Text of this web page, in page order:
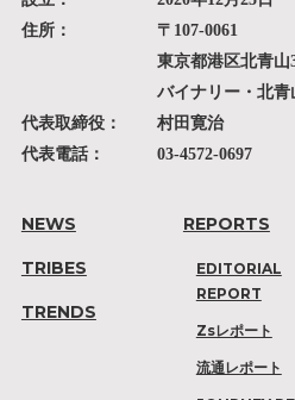
住所：
〒107-0061
東京都港区北青山
バイナリー・北青
代表取締役：
村田寛治
代表電話：
03-4572-0697
NEWS
TRIBES
TRENDS
REPORTS
EDITORIAL
REPORT
Zsレポート
流通レポート